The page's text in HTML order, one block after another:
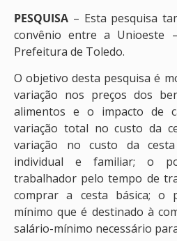
PESQUISA – Esta pesquisa
convênio entre a Unioeste
Prefeitura de Toledo.
O objetivo desta pesquisa é
variação nos preços dos
alimentos e o impacto de
variação total no custo da
variação no custo da
individual e familiar; o
trabalhador pelo tempo de
comprar a cesta básica; o
mínimo que é destinado à
salário-mínimo necessário